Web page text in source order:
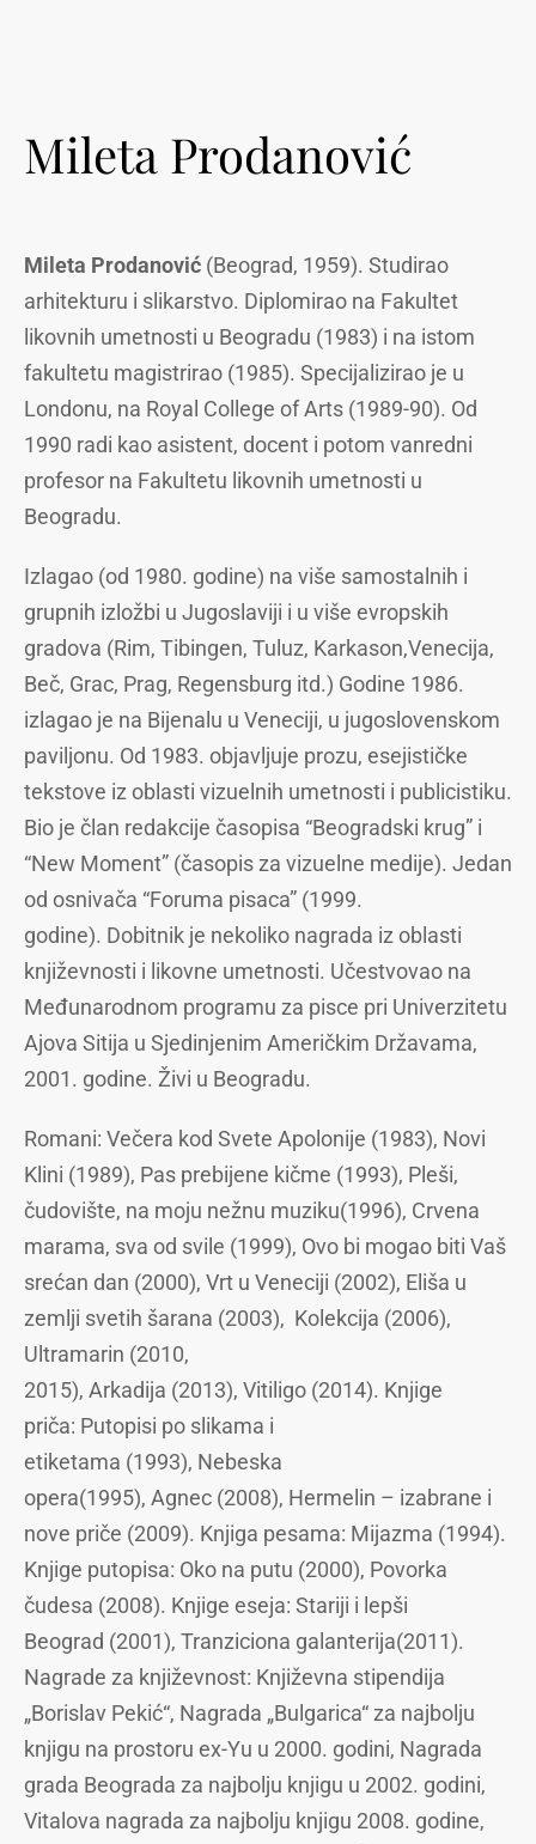
Mileta Prodanović
Mileta Prodanović (Beograd, 1959). Studirao
arhitekturu i slikarstvo. Diplomirao na Fakultet
likovnih umetnosti u Beogradu (1983) i na istom
fakultetu magistrirao (1985). Specijalizirao je u
Londonu, na Royal College of Arts (1989-90). Od
1990 radi kao asistent, docent i potom vanredni
profesor na Fakultetu likovnih umetnosti u
Beogradu.
Izlagao (od 1980. godine) na više samostalnih i
grupnih izložbi u Jugoslaviji i u više evropskih
gradova (Rim, Tibingen, Tuluz, Karkason,Venecija,
Beč, Grac, Prag, Regensburg itd.) Godine 1986.
izlagao je na Bijenalu u Veneciji, u jugoslovenskom
paviljonu. Od 1983. objavljuje prozu, esejističke
tekstove iz oblasti vizuelnih umetnosti i publicistiku.
Bio je član redakcije časopisa “Beogradski krug” i
“New Moment” (časopis za vizuelne medije). Jedan
od osnivača “Foruma pisaca” (1999.
godine). Dobitnik je nekoliko nagrada iz oblasti
književnosti i likovne umetnosti. Učestvovao na
Međunarodnom programu za pisce pri Univerzitetu
Ajova Sitija u Sjedinjenim Američkim Državama,
2001. godine. Živi u Beogradu.
Romani: Večera kod Svete Apolonije (1983), Novi
Klini (1989), Pas prebijene kičme (1993), Pleši,
čudovište, na moju nežnu muziku(1996), Crvena
marama, sva od svile (1999), Ovo bi mogao biti Vaš
srećan dan (2000), Vrt u Veneciji (2002), Eliša u
zemlji svetih šarana (2003), Kolekcija (2006),
Ultramarin (2010,
2015), Arkadija (2013), Vitiligo (2014). Knjige
priča: Putopisi po slikama i
etiketama (1993), Nebeska
opera(1995), Agnec (2008), Hermelin – izabrane i
nove priče (2009). Knjiga pesama: Mijazma (1994).
Knjige putopisa: Oko na putu (2000), Povorka
čudesa (2008). Knjige eseja: Stariji i lepši
Beograd (2001), Tranziciona galanterija(2011).
Nagrade za književnost: Književna stipendija
„Borislav Pekić“, Nagrada „Bulgarica“ za najbolju
knjigu na prostoru ex-Yu u 2000. godini, Nagrada
grada Beograda za najbolju knjigu u 2002. godini,
Vitalova nagrada za najbolju knjigu 2008. godine,